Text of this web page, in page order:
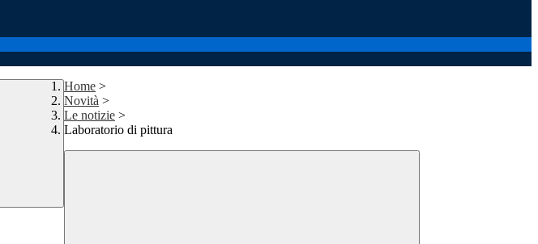
Home >
Novità >
Le notizie >
Laboratorio di pittura